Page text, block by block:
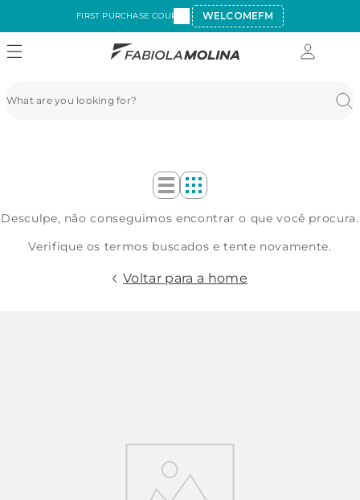
FIRST PURCHASE COUPON: WELCOMEFM
Desculpe, não conseguimos encontrar o que você procura.
Verifique os termos buscados e tente novamente.
Voltar para a home